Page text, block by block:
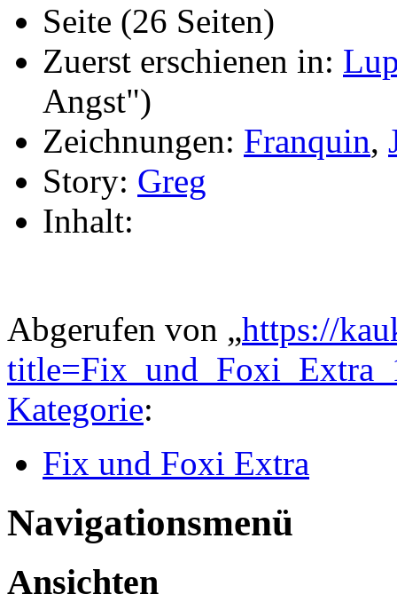
Seite (26 Seiten)
Zuerst erschienen in:
Angst")
Zeichnungen: Franquin,
Story: Greg
Inhalt:
Abgerufen von „https://
Kategorie:
Fix und Foxi Extra
Navigationsmenü
Ansichten